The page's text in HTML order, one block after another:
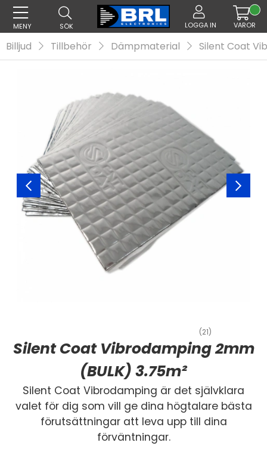
MENY SÖK LOGGA IN VAROR
Billjud Tillbehör Dämpmaterial Silent Coat
(21)
Silent Coat Vibrodamping 2mm
(BULK) 3.75m²
Silent Coat Vibrodamping är det självklara
valet för dig som vill ge dina högtalare bästa
förutsättningar att leva upp till dina
förväntningar.